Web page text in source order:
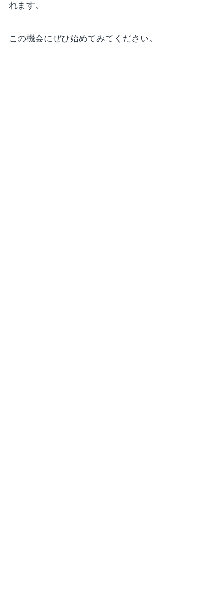
れます。
この機会にぜひ始めてみてください。